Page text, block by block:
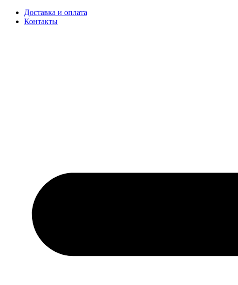
Доставка и оплата
Контакты